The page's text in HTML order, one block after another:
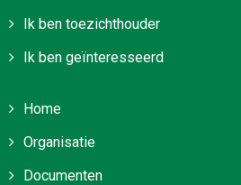
Ik ben toezichthouder
Ik ben geïnteresseerd
Home
Organisatie
Documenten